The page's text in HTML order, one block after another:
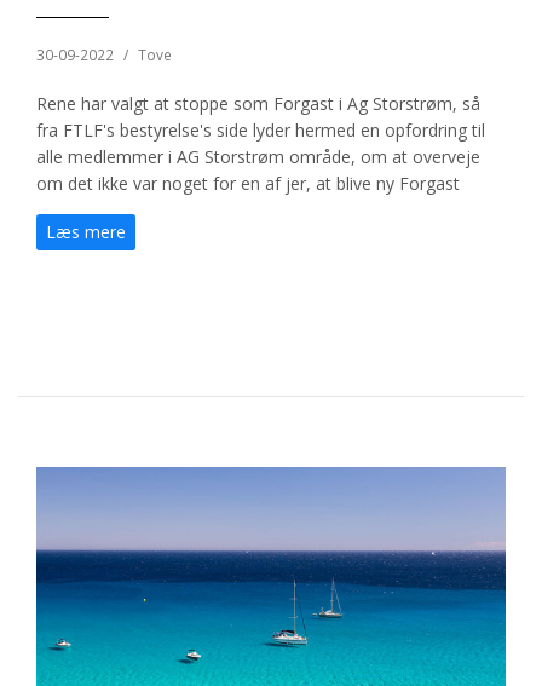
30-09-2022 / Tove
Rene har valgt at stoppe som Forgast i Ag Storstrøm, så
fra FTLF's bestyrelse's side lyder hermed en opfordring til
alle medlemmer i AG Storstrøm område, om at overveje
om det ikke var noget for en af jer, at blive ny Forgast
Læs mere